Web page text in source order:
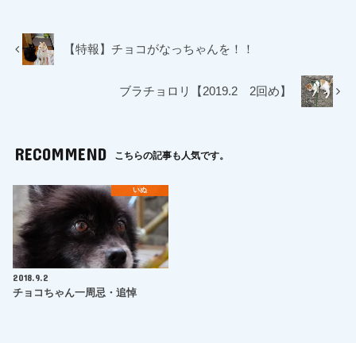
【特報】チョコがなっちゃんを！！
ブラチョロリ【2019.2 2回め】
RECOMMEND こちらの記事も人気です。
いぬ
2018.9.2
チョコちゃん一周忌・追悼